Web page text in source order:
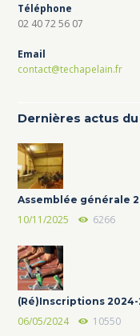
Téléphone
02 40 72 56 07
Email
contact@techapelain.fr
Dernières actus du
Assemblée générale
10/11/2025 6266
(Ré)Inscriptions
06/05/2024 10550